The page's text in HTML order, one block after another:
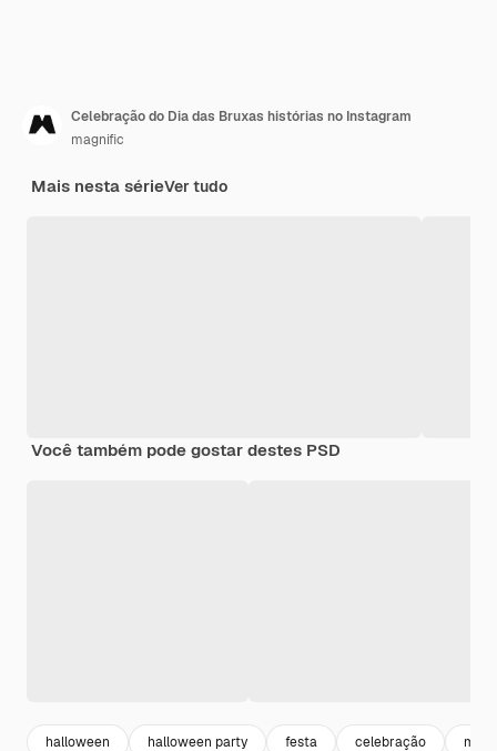
Celebração do Dia das Bruxas histórias no Instagram
magnific
Mais nesta sérieVer tudo
Você também pode gostar destes PSD
halloween halloween party festa celebração